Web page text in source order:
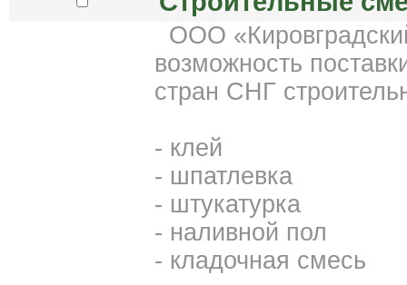
ООО
возможность
стран СНГ
- клей
- шпатлевка
- штукатурка
- наливной пол
- кладочная смесь